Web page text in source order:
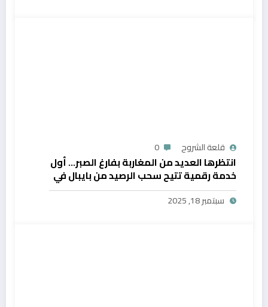
قلعة الشروح 0
انتظرها العديد من المغاربة بفارغ الصبر… أول
خدمة رقمية تتيح سحب الرصيد من بايبال في
المغرب
سبتمبر 18, 2025